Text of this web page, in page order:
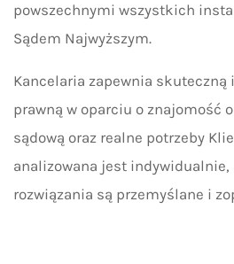
powszechnymi wszystkich
Sądem Najwyższym.
Kancelaria zapewnia skuteczną
prawną w oparciu o znajomość
sądową oraz realne potrzeby
analizowana jest indywidualnie,
rozwiązania są przemyślane i